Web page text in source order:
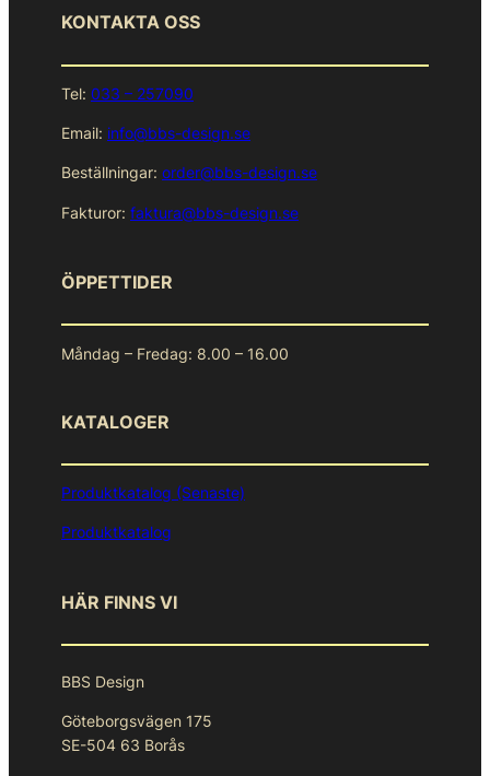
KONTAKTA OSS
Tel: 033 – 257090
Email: info@bbs-design.se
Beställningar: order@bbs-design.se
Fakturor: faktura@bbs-design.se
ÖPPETTIDER
Måndag – Fredag: 8.00 – 16.00
KATALOGER
Produktkatalog (Senaste)
Produktkatalog
HÄR FINNS VI
BBS Design
Göteborgsvägen 175
SE-504 63 Borås